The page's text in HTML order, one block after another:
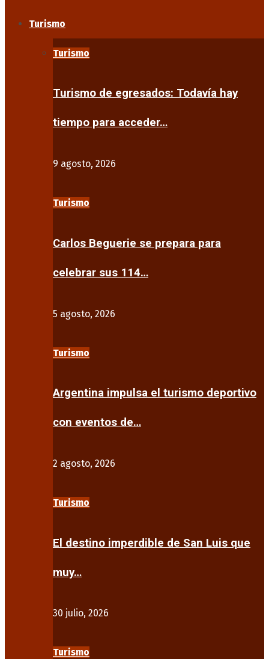
Turismo
Turismo
Turismo de egresados: Todavía hay
tiempo para acceder…
9 agosto, 2026
Turismo
Carlos Beguerie se prepara para
celebrar sus 114…
5 agosto, 2026
Turismo
Argentina impulsa el turismo deportivo
con eventos de…
2 agosto, 2026
Turismo
El destino imperdible de San Luis que
muy…
30 julio, 2026
Turismo